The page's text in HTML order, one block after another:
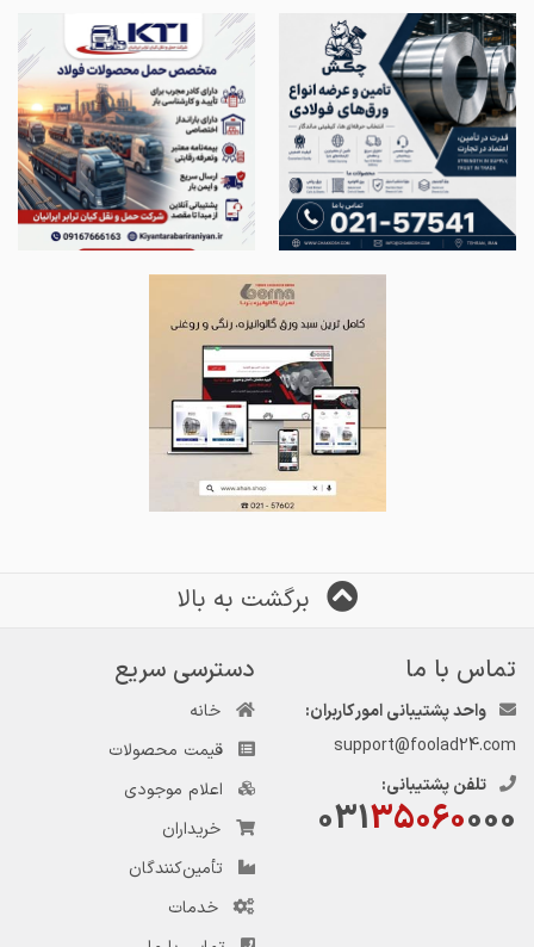
برگشت به بالا
تماس با ما
واحد پشتیبانی امور کاربران:
support@foolad24.com
تلفن پشتیبانی:
03135060000
دسترسی سریع
خانه
قیمت محصولات
اعلام موجودی
خریداران
تأمین‌کنندگان
خدمات